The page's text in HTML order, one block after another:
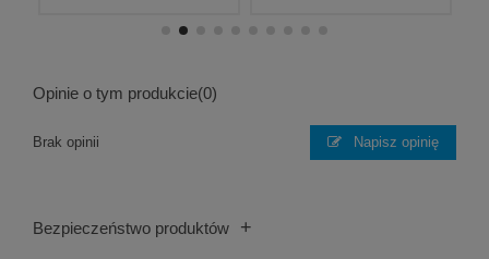
Opinie o tym produkcie(0)
Brak opinii Napisz opinię
Bezpieczeństwo produktów +